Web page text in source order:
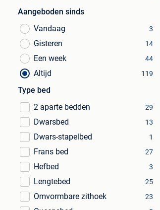
Aangeboden sinds
Vandaag
3
Gisteren 14
Een week 44
Altijd 119
Type bed
2 aparte bedden
29
Dwarsbed 13
Dwars-stapelbed 1
Frans bed 27
Hefbed 3
Lengtebed 25
Omvormbare zithoek 23